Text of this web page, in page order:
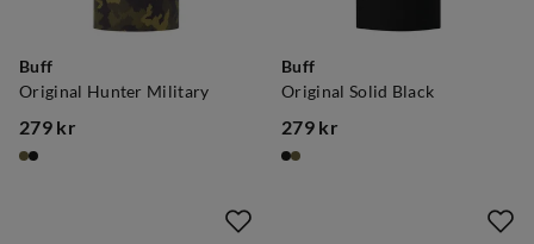
Buff
Original Hunter Military
price
279 kr
Buff
Original Solid Black
price
279 kr